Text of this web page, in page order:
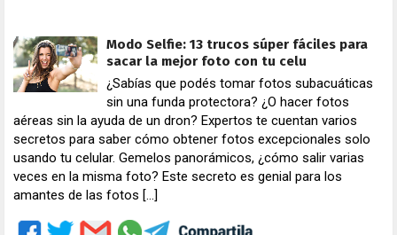
Modo Selfie: 13 trucos súper fáciles para
sacar la mejor foto con tu celu
¿Sabías que podés tomar fotos subacuáticas
sin una funda protectora? ¿O hacer fotos
aéreas sin la ayuda de un dron? Expertos te cuentan varios
secretos para saber cómo obtener fotos excepcionales solo
usando tu celular. Gemelos panorámicos, ¿cómo salir varias
veces en la misma foto? Este secreto es genial para los
amantes de las fotos […]